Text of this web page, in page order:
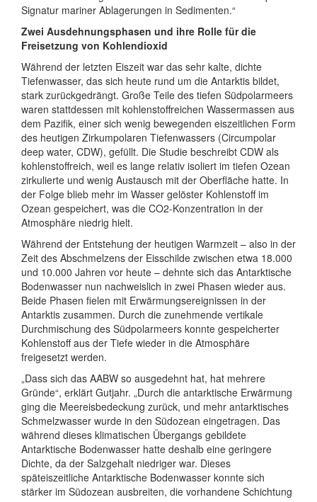
Signatur mariner Ablagerungen in Sedimenten.“
Zwei Ausdehnungsphasen und ihre Rolle für die
Freisetzung von Kohlendioxid
Während der letzten Eiszeit war das sehr kalte, dichte
Tiefenwasser, das sich heute rund um die Antarktis bildet,
stark zurückgedrängt. Große Teile des tiefen Südpolarmeers
waren stattdessen mit kohlenstoffreichen Wassermassen aus
dem Pazifik, einer sich wenig bewegenden eiszeitlichen Form
des heutigen Zirkumpolaren Tiefenwassers (Circumpolar
deep water, CDW), gefüllt. Die Studie beschreibt CDW als
kohlenstoffreich, weil es lange relativ isoliert im tiefen Ozean
zirkulierte und wenig Austausch mit der Oberfläche hatte. In
der Folge blieb mehr im Wasser gelöster Kohlenstoff im
Ozean gespeichert, was die CO2-Konzentration in der
Atmosphäre niedrig hielt.
Während der Entstehung der heutigen Warmzeit – also in der
Zeit des Abschmelzens der Eisschilde zwischen etwa 18.000
und 10.000 Jahren vor heute – dehnte sich das Antarktische
Bodenwasser nun nachweislich in zwei Phasen wieder aus.
Beide Phasen fielen mit Erwärmungsereignissen in der
Antarktis zusammen. Durch die zunehmende vertikale
Durchmischung des Südpolarmeers konnte gespeicherter
Kohlenstoff aus der Tiefe wieder in die Atmosphäre
freigesetzt werden.
„Dass sich das AABW so ausgedehnt hat, hat mehrere
Gründe“, erklärt Gutjahr. „Durch die antarktische Erwärmung
ging die Meereisbedeckung zurück, und mehr antarktisches
Schmelzwasser wurde in den Südozean eingetragen. Das
während dieses klimatischen Übergangs gebildete
Antarktische Bodenwasser hatte deshalb eine geringere
Dichte, da der Salzgehalt niedriger war. Dieses
späteiszeitliche Antarktische Bodenwasser konnte sich
stärker im Südozean ausbreiten, die vorhandene Schichtung